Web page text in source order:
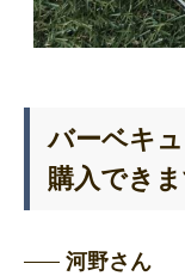
バーベキ
購入でき
河野さん